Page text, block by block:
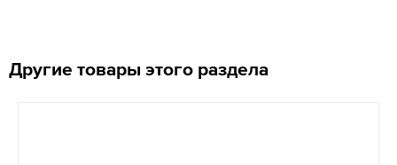
Другие товары этого раздела